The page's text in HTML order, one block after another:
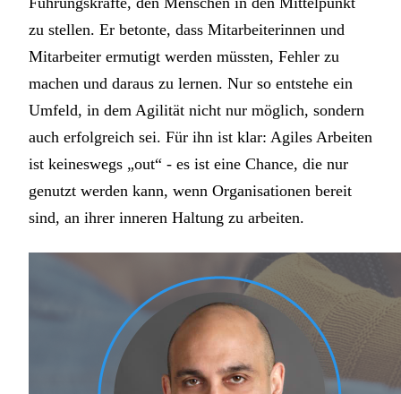
zu stellen. Er betonte, dass Mitarbeiterinnen und
Mitarbeiter ermutigt werden müssten, Fehler zu
machen und daraus zu lernen. Nur so entstehe ein
Umfeld, in dem Agilität nicht nur möglich, sondern
auch erfolgreich sei. Für ihn ist klar: Agiles Arbeiten
ist keineswegs „out“ - es ist eine Chance, die nur
genutzt werden kann, wenn Organisationen bereit
sind, an ihrer inneren Haltung zu arbeiten.